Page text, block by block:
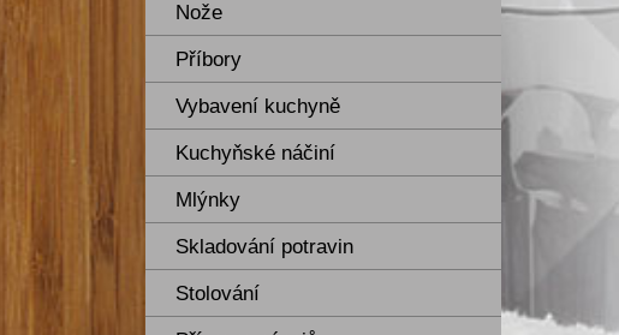
Nože
Příbory
Vybavení kuchyně
Kuchyňské náčiní
Mlýnky
Skladování potravin
Stolování